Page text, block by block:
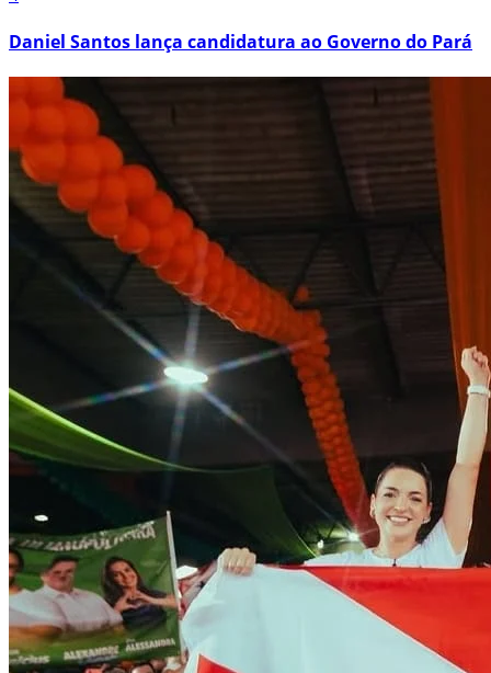
Daniel Santos lança candidatura ao Governo do Pará